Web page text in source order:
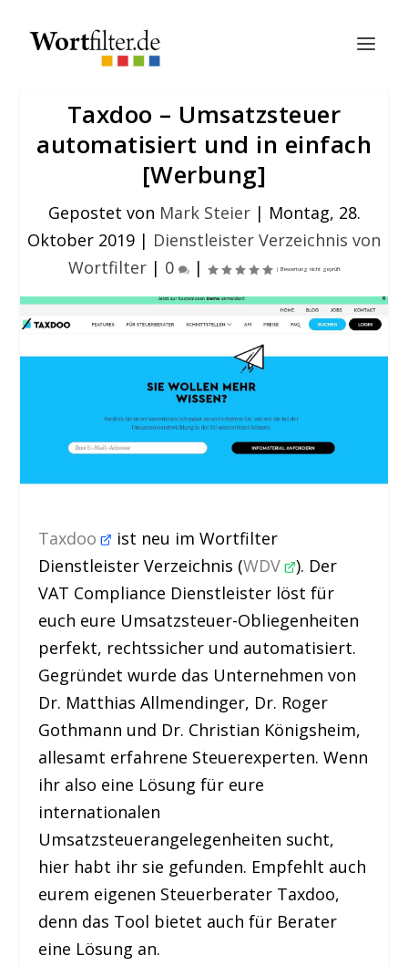
Taxdoo – Umsatzsteuer
automatisiert und in einfach
[Werbung]
Gepostet von Mark Steier| Montag, 28.
Oktober 2019 | Dienstleister Verzeichnis von
Wortfilter| 0 |
Taxdoo
ist neu im Wortfilter
Dienstleister Verzeichnis (WDV ). Der
VAT Compliance Dienstleister löst für
euch eure Umsatzsteuer-Obliegenheiten
perfekt, rechtssicher und automatisiert.
Gegründet wurde das Unternehmen von
Dr. Matthias Allmendinger, Dr. Roger
Gothmann und Dr. Christian Königsheim,
allesamt erfahrene Steuerexperten. Wenn
ihr also eine Lösung für eure
internationalen
Umsatzsteuerangelegenheiten sucht,
hier habt ihr sie gefunden. Empfehlt auch
eurem eigenen Steuerberater Taxdoo,
denn das Tool bietet auch für Berater
eine Lösung an.